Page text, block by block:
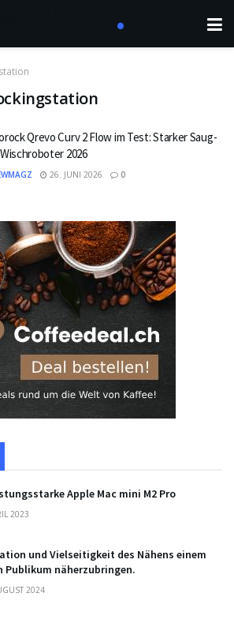
Qrevo Curv 2 Flow im Test: Starker Saug-
2026
26. JUNI 2026 0
Apple Mac mini M2 Pro
2023
und Vielseitigkeit des Nähens einem
Publikum näherzubringen.
2024